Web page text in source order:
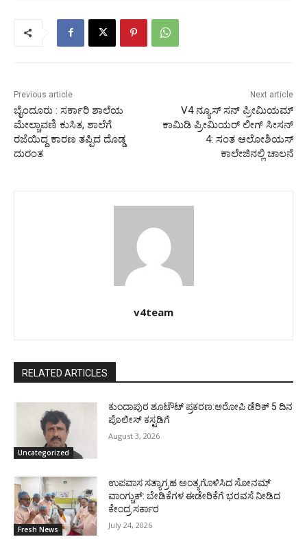
Previous article
ಬೈಂದೂರು : ಸರ್ಕಾರಿ ಶಾಲೆಯ
ಮೇಲ್ಚಾವಣಿ ಕುಸಿತ, ಶಾಲೆಗೆ
ರಜೆಯಿದ್ದ ಕಾರಣ ತಪ್ಪಿದ ದೊಡ್ಡ
ದುರಂತ
Next article
V4 ನ್ಯೂಸ್ ಸನ್ ಪ್ರೀಮಿಯಮ್
ಕಾಮಿಡಿ ಪ್ರೀಮಿಯರ್ ಲೀಗ್ ಸೀಸನ್
4: ಸಂತ ಆಲೋಶಿಯಸ್
ಕಾಲೇಜಿನಲ್ಲಿ ಚಾಲನೆ
v4team
RELATED ARTICLES
Uncategorized
ಕುಂದಾಪುರ ಶೂಟೌಟ್ ಪ್ರಕರಣ:ಆರೋಪಿ ಡೆರಿಕ್ 5 ದಿನ
ಪೊಲೀಸ್ ಕಸ್ಟಡಿಗೆ
August 3, 2026
Fresh News
ಉಪವಾಸ ಸತ್ಯಾಗ್ರಹ ಅಂತ್ಯಗೊಳಿಸಿದ ಸೋನಮ್
ವಾಂಗ್ಚುಕ್: ಬೇಡಿಕೆಗಳ ಈಡೇರಿಕೆಗೆ ಭರವಸೆ ನೀಡಿದ
ಕೇಂದ್ರ ಸರ್ಕಾರ
July 24, 2026